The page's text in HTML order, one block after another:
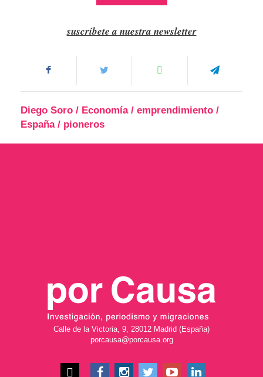
suscríbete a nuestra newsletter
Diego Soro / Economía/ emprendimiento /
España/ pioneros
Calle de la Victoria, 9, 28012 Madrid (España)
porcausa@porcausa.org